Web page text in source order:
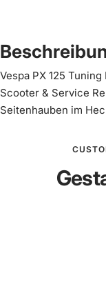
Vespa PX 125
Scooter & Service
Seitenhauben im